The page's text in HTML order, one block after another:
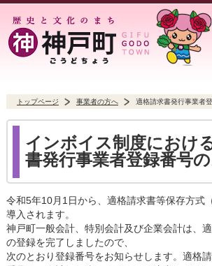
暮らしのガイド イベント・観光
事業者の方へ
トップページ 事業者の方へ 適格請求書発行事業者
インボイス制度におけ
書発行事業者登録番号
令和5年10月1日から、適格請求書等保存方式
導入されます。
神戸町一般会計、特別会計及び企業会計は、
の登録を完了しましたので、
次のとおり登録番号をお知らせします。適格